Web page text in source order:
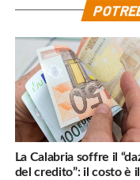
La Calabria soffre il
del credito”: il costo è